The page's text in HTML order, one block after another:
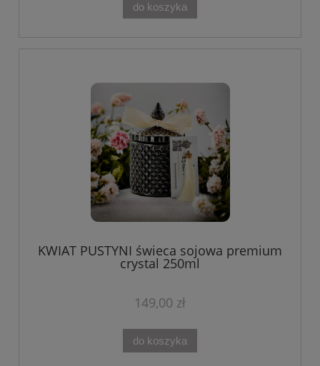
do koszyka
KWIAT PUSTYNI świeca sojowa premium
crystal 250ml
149,00 zł
do koszyka